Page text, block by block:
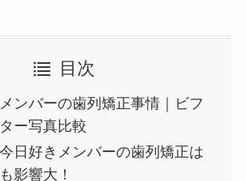
目次
ンバーの歯列矯正事情｜ビフ
ー写真比較
今日好きメンバーの歯列矯正は
影響大！